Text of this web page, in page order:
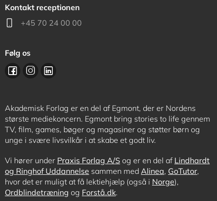
Kontakt receptionen
+45 70 24 00 00
Følg os
Akademisk Forlag er en del af Egmont, der er Nordens
største mediekoncern. Egmont bring stories to life gennem
TV, film, games, bøger og magasiner og støtter børn og
unge i svære livsvilkår i at skabe et godt liv.
Vi hører under Praxis Forlag A/S og er en del af Lindhardt
og Ringhof Uddannelse sammen med Alinea, GoTutor,
hvor det er muligt at få lektiehjælp (også i Norge),
Ordblindetræning og Forstå.dk.